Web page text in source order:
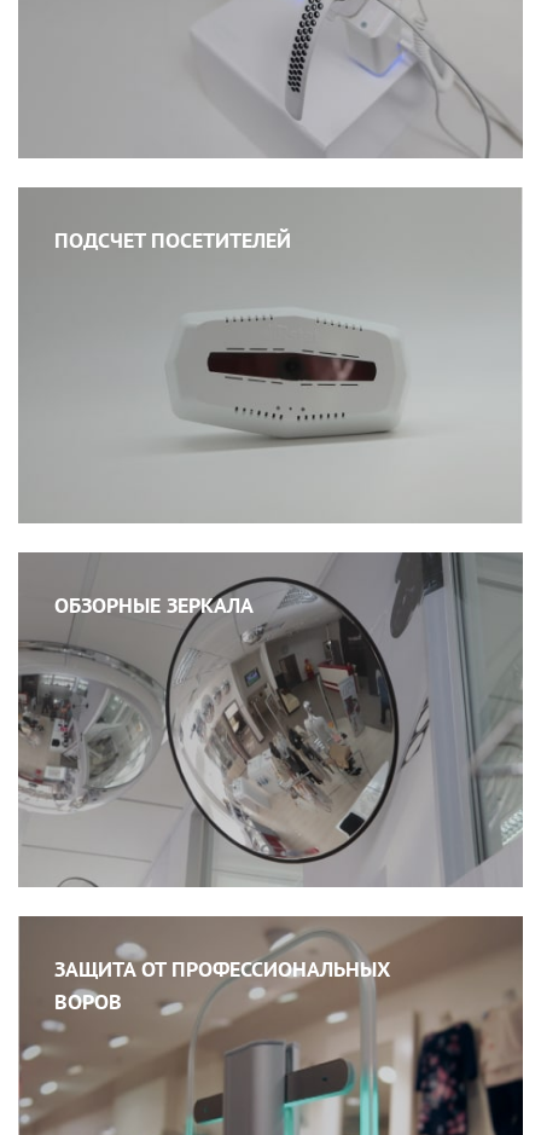
ПОДСЧЕТ ПОСЕТИТЕЛЕЙ
ОБЗОРНЫЕ ЗЕРКАЛА
ЗАЩИТА ОТ ПРОФЕССИОНАЛЬНЫХ
ВОРОВ